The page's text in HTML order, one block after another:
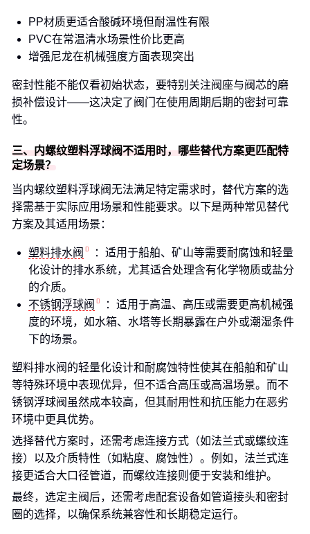
PP材质更适合酸碱环境但耐温性有限
PVC在常温清水场景性价比更高
增强尼龙在机械强度方面表现突出
密封性能不能仅看初始状态，要特别关注阀座与阀芯的磨
损补偿设计——这决定了阀门在使用周期后期的密封可靠
性。
三、内螺纹塑料浮球阀不适用时，哪些替代方案更匹配特
定场景？
当内螺纹塑料浮球阀无法满足特定需求时，替代方案的选
择需基于实际应用场景和性能要求。以下是两种常见替代
方案及其适用场景：
塑料排水阀
：适用于船舶、矿山等需要耐腐蚀和轻量
化设计的排水系统，尤其适合处理含有化学物质或盐分
的介质。
不锈钢浮球阀
：适用于高温、高压或需要更高机械强
度的环境，如水箱、水塔等长期暴露在户外或潮湿条件
下的场景。
塑料排水阀的轻量化设计和耐腐蚀特性使其在船舶和矿山
等特殊环境中表现优异，但不适合高压或高温场景。而不
锈钢浮球阀虽然成本较高，但其耐用性和抗压能力在恶劣
环境中更具优势。
选择替代方案时，还需考虑连接方式（如法兰式或螺纹连
接）以及介质特性（如粘度、腐蚀性）。例如，法兰式连
接更适合大口径管道，而螺纹连接则便于安装和维护。
最终，选定主阀后，还需考虑配套设备如管道接头和密封
圈的选择，以确保系统兼容性和长期稳定运行。